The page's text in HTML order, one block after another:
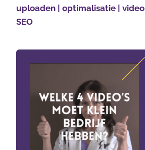
uploaden | optimalisatie | video
SEO